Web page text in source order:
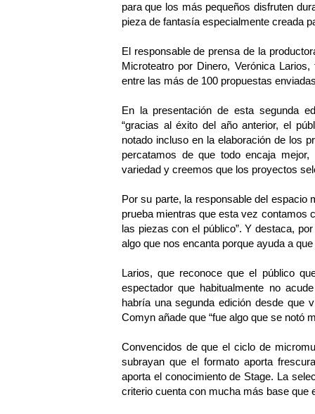
para que los más pequeños disfruten
pieza de fantasía especialmente creada
El responsable de prensa de la
Microteatro por Dinero, Verónica
entre las más de 100 propuestas
En la presentación de esta segunda
“gracias al éxito del año anterior, el
notado incluso en la elaboración de los
percatamos de que todo encaja
variedad y creemos que los proyectos
Por su parte, la responsable del espacio
prueba mientras que esta vez contamos
las piezas con el público”. Y destaca,
algo que nos encanta porque ayuda a
Larios, que reconoce que el público
espectador que habitualmente no
habría una segunda edición desde que
Comyn añade que “fue algo que se notó
Convencidos de que el ciclo de
subrayan que el formato aporta
aporta el conocimiento de Stage. La
criterio cuenta con mucha más base que